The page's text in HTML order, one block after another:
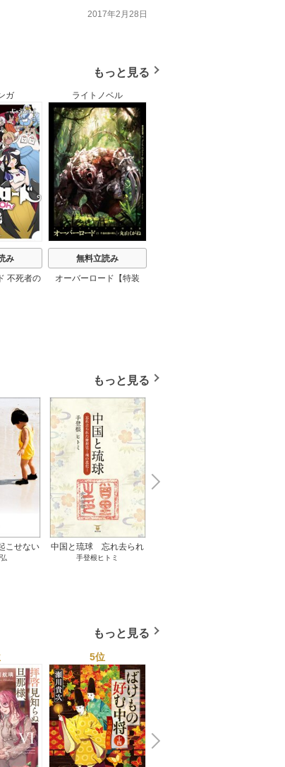
2017年2月28日
もっと見る
ガ
み
不死者の
ライトノベル
無料立読み
オーバーロード【特装
もっと見る
こせない
中国と琉球 忘れ去られ
た冊封史―魂の進化― 1
手登根ヒトミ
N
e
x
t
もっと見る
5位
N
e
x
t